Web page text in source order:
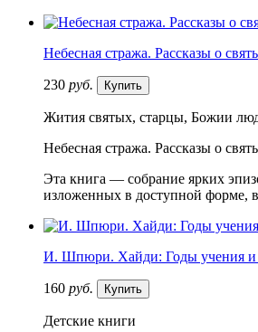
Небесная стража. Рассказы о
230 руб. Купить
Жития святых, старцы, Божии
Небесная стража. Рассказы о
Эта книга — собрание ярких
изложенных в доступной форме,
И. Шпюри. Хайди: Годы учения и
160 руб. Купить
Детские книги